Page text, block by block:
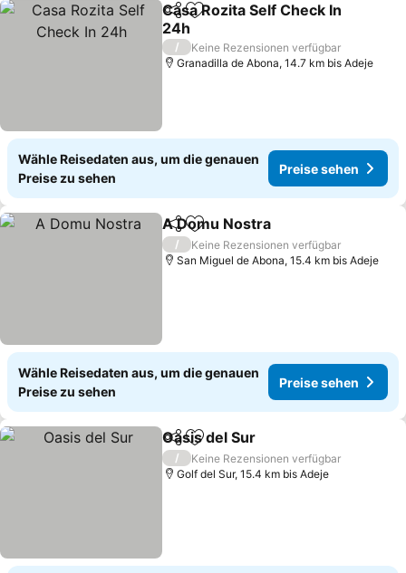
TeilenZu Favoriten hinzufügen
Casa Rozita Self Check In
24h
/
Keine Rezensionen verfügbar
Granadilla de Abona, 14.7 km bis Adeje
Wähle Reisedaten aus, um die genauen
Preise zu sehen
Preise sehen
TeilenZu Favoriten hinzufügen
A Domu Nostra
/
Keine Rezensionen verfügbar
San Miguel de Abona, 15.4 km bis Adeje
Wähle Reisedaten aus, um die genauen
Preise zu sehen
Preise sehen
TeilenZu Favoriten hinzufügen
Oasis del Sur
/
Keine Rezensionen verfügbar
Golf del Sur, 15.4 km bis Adeje